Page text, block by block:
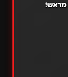
מראש!